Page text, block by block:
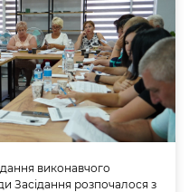
виконавчого
Засідання розпочалося з